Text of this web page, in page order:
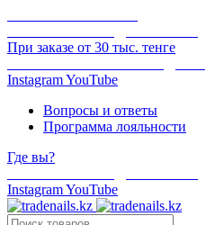
При заказе от 30 тыс. тенге
InstagramYouTube
Вопросы и ответы
Программа лояльности
Где вы?
InstagramYouTube